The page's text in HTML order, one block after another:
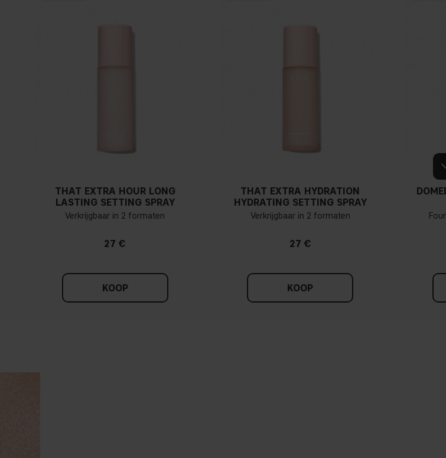
THAT EXTRA HOUR LONG
LASTING SETTING SPRAY
Verkrijgbaar in 2 formaten
27 €
KOOP
THAT EXTRA HYDRATION
HYDRATING SETTING SPRAY
Verkrijgbaar in 2 formaten
27 €
KOOP